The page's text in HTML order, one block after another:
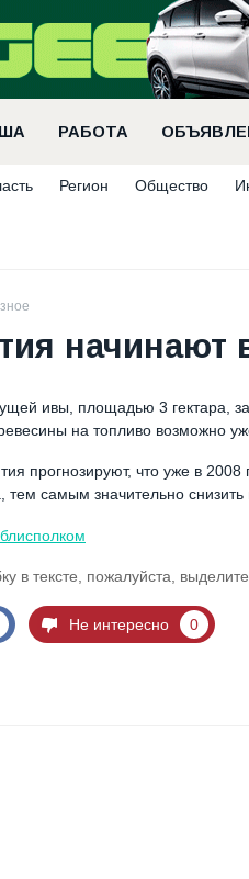
РАБОТА
Регион Общество
ивы, площадью 3 гектара,
на топливо возможно
прогнозируют, что уже в 2008
самым значительно снизить
в тексте, пожалуйста,
Не интересно 0